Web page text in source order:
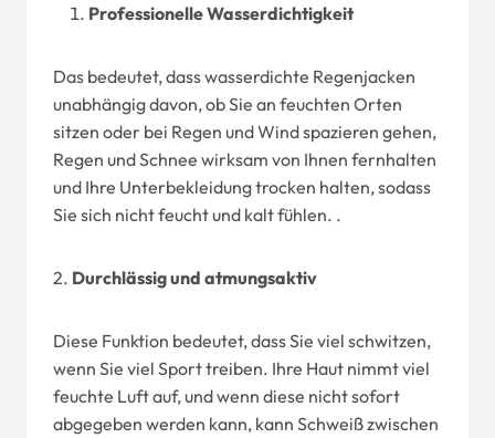
Professionelle Wasserdichtigkeit
Das bedeutet, dass wasserdichte Regenjacken
unabhängig davon, ob Sie an feuchten Orten
sitzen oder bei Regen und Wind spazieren gehen,
Regen und Schnee wirksam von Ihnen fernhalten
und Ihre Unterbekleidung trocken halten, sodass
Sie sich nicht feucht und kalt fühlen. .
2. Durchlässig und atmungsaktiv
Diese Funktion bedeutet, dass Sie viel schwitzen,
wenn Sie viel Sport treiben. Ihre Haut nimmt viel
feuchte Luft auf, und wenn diese nicht sofort
abgegeben werden kann, kann Schweiß zwischen